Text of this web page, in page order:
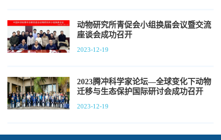
动物研究所青促会小组换届会议暨交流
座谈会成功召开
2023-12-19
2023腾冲科学家论坛—全球变化下动物
迁移与生态保护国际研讨会成功召开
2023-12-19